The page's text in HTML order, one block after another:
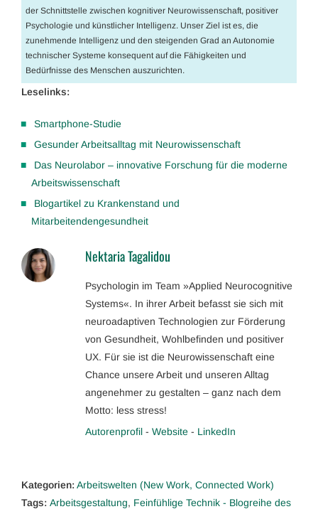
der Schnittstelle zwischen kognitiver Neurowissenschaft, positiver
Psychologie und künstlicher Intelligenz. Unser Ziel ist es, die
zunehmende Intelligenz und den steigenden Grad an Autonomie
technischer Systeme konsequent auf die Fähigkeiten und
Bedürfnisse des Menschen auszurichten.
Leselinks:
Smartphone-Studie
Gesunder Arbeitsalltag mit Neurowissenschaft
Das Neurolabor – innovative Forschung für die moderne
Arbeitswissenschaft
Blogartikel zu Krankenstand und
Mitarbeitendengesundheit
Nektaria Tagalidou
Psychologin im Team »Applied Neurocognitive
Systems«. In ihrer Arbeit befasst sie sich mit
neuroadaptiven Technologien zur Förderung
von Gesundheit, Wohlbefinden und positiver
UX. Für sie ist die Neurowissenschaft eine
Chance unsere Arbeit und unseren Alltag
angenehmer zu gestalten – ganz nach dem
Motto: less stress!
Autorenprofil - Website - LinkedIn
Kategorien: Arbeitswelten (New Work, Connected Work)
Tags: Arbeitsgestaltung, Feinfühlige Technik - Blogreihe des